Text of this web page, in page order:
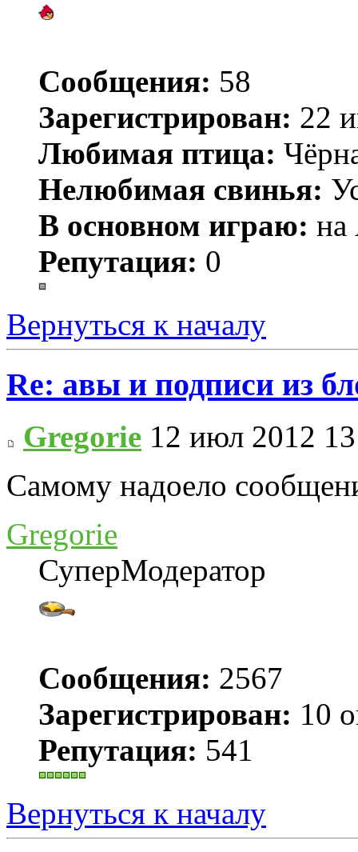
Сообщения: 58
Зарегистрирован: 22
Любимая птица:
Нелюбимая свинья:
В основном играю: на
Репутация: 0
Вернуться к началу
Re: авы и подписи из
Gregorie 12 июл 2012
Самому надоело
Gregorie
СуперМодератор
Сообщения: 2567
Зарегистрирован: 10
Репутация: 541
Вернуться к началу